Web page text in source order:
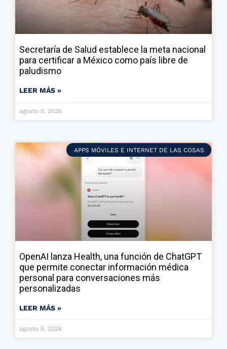
Secretaría de Salud establece la meta nacional
para certificar a México como país libre de
paludismo
LEER MÁS »
agosto 5, 2026
APPS MÓVILES E INTERNET DE LAS COSAS
OpenAI lanza Health, una función de ChatGPT
que permite conectar información médica
personal para conversaciones más
personalizadas
LEER MÁS »
agosto 5, 2026